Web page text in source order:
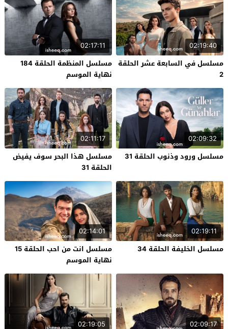
02:19:40
مسلسل في السابعة عشر الحلقة
2
02:17:11
مسلسل المنظمة الحلقة 184
نهاية الموسم
02:09:32
مسلسل ورود وذنوب الحلقة 31
02:11:17
مسلسل هذا البحر سوف يفيض
الحلقة 31
02:19:11
مسلسل الخليفة الحلقة 34
02:14:01
مسلسل انت من احب الحلقة 15
نهاية الموسم
02:09:17
02:19:05